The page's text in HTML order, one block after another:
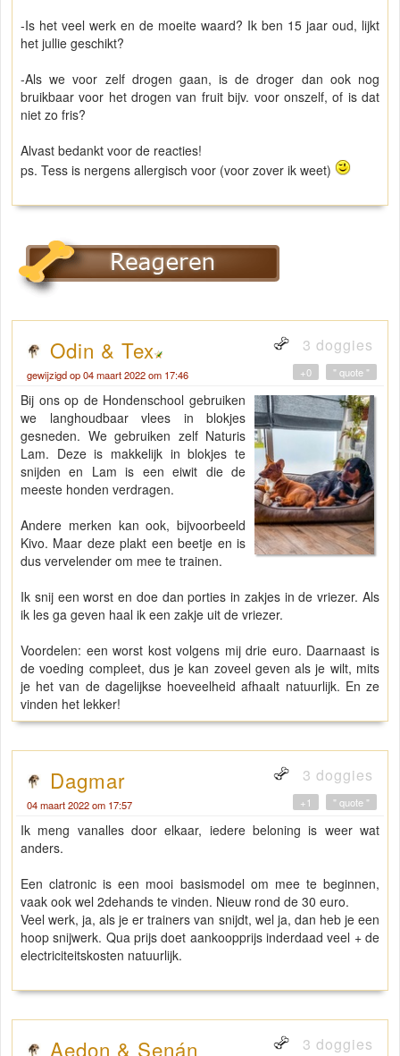
-Is het veel werk en de moeite waard? Ik ben 15 jaar oud, lijkt
het jullie geschikt?
-Als we voor zelf drogen gaan, is de droger dan ook nog
bruikbaar voor het drogen van fruit bijv. voor onszelf, of is dat
niet zo fris?
Alvast bedankt voor de reacties!
ps. Tess is nergens allergisch voor (voor zover ik weet)
Odin & Tex 3 doggies
gewijzigd op 04 maart 2022 om 17:46 " quote "
+0
Bij ons op de Hondenschool gebruiken
we langhoudbaar vlees in blokjes
gesneden. We gebruiken zelf Naturis
Lam. Deze is makkelijk in blokjes te
snijden en Lam is een eiwit die de
meeste honden verdragen.
Andere merken kan ook, bijvoorbeeld
Kivo. Maar deze plakt een beetje en is
dus vervelender om mee te trainen.
Ik snij een worst en doe dan porties in zakjes in de vriezer. Als
ik les ga geven haal ik een zakje uit de vriezer.
Voordelen: een worst kost volgens mij drie euro. Daarnaast is
de voeding compleet, dus je kan zoveel geven als je wilt, mits
je het van de dagelijkse hoeveelheid afhaalt natuurlijk. En ze
vinden het lekker!
Dagmar 3 doggies
04 maart 2022 om 17:57 " quote "
+1
Ik meng vanalles door elkaar, iedere beloning is weer wat
anders.
Een clatronic is een mooi basismodel om mee te beginnen,
vaak ook wel 2dehands te vinden. Nieuw rond de 30 euro.
Veel werk, ja, als je er trainers van snijdt, wel ja, dan heb je een
hoop snijwerk. Qua prijs doet aankoopprijs inderdaad veel + de
electriciteitskosten natuurlijk.
Aedon & Senán 3 doggies